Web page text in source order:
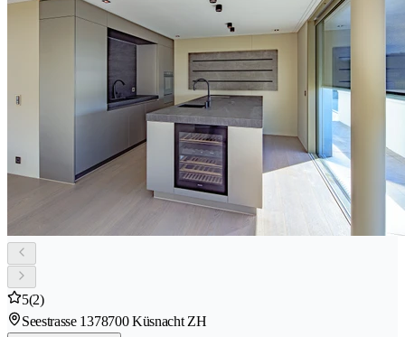
5(2)
Seestrasse 1378700 Küsnacht ZH